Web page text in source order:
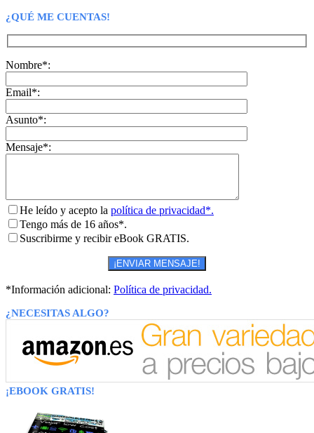
¿QUÉ ME CUENTAS!
Nombre*:
Email*:
Asunto*:
Mensaje*:
He leído y acepto la política de privacidad*.
Tengo más de 16 años*.
Suscribirme y recibir eBook GRATIS.
*Información adicional: Política de privacidad.
¿NECESITAS ALGO?
¡EBOOK GRATIS!